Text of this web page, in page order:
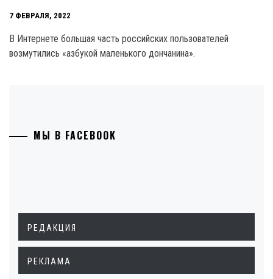
7 ФЕВРАЛЯ, 2022
В Интернете большая часть российских пользователей
возмутились «азбукой маленького дончанина».
МЫ В FACEBOOK
РЕДАКЦИЯ
РЕКЛАМА